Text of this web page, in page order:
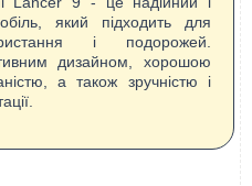
який підходить для
і подорожей.
дизайном, хорошою
а також зручністю і